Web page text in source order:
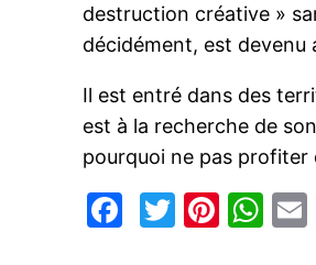
destruction créative »
décidément, est devenu
Il est entré dans des
est à la recherche de
pourquoi ne pas profiter
Facebook
Twitter